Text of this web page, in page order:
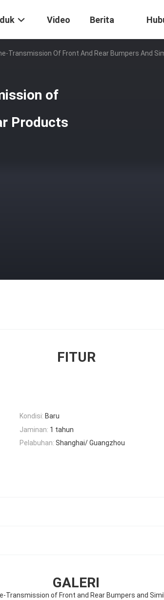
Video Berita
Transmission Of Front And Rear Bumpers And
of
Products
FITUR
Kondisi: Baru
Jaminan: 1 tahun
Pelabuhan: Shanghai/ Guangzhou
GALERI
Transmission of Front and Rear Bumpers and